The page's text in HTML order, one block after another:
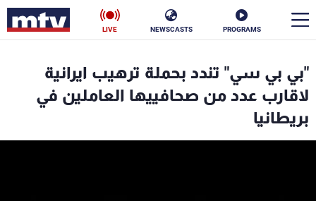
PROGRAMS
NEWSCASTS
LIVE
"بي بي سي" تندد بحملة ترهيب ايرانية
لاقارب عدد من صحافييها العاملين في
بريطانيا
الأخبار
سياسة